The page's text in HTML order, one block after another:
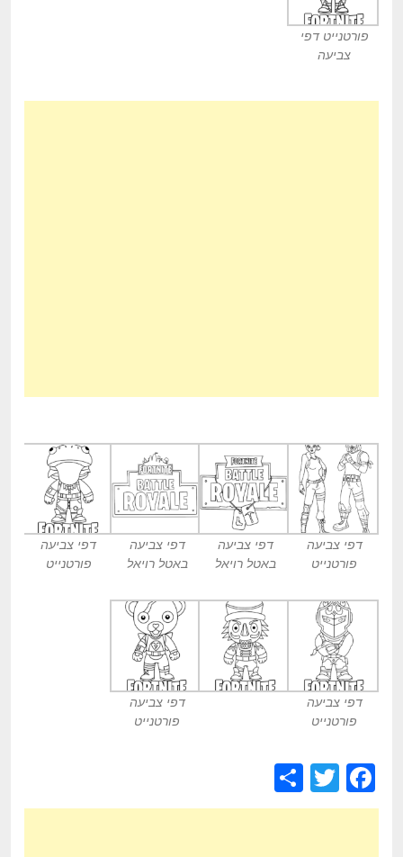
פורטנייט דפי
צביעה
דפי צביעה
פורטנייט
דפי צביעה
באטל רויאל
דפי צביעה
באטל רויאל
דפי צביעה
פורטנייט
דפי צביעה
פורטנייט
דפי צביעה
פורטנייט
F
a
T
wi
h